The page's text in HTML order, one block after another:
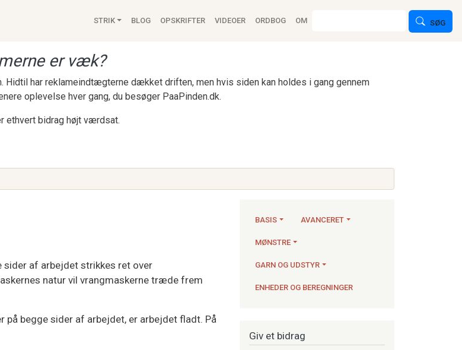
Main navigation
STRIK BLOG OPSKRIFTER VIDEOER ORDBOG OM SØG
er væk?
har reklameindtægterne dækket driften, men hvis siden kan holdes i gang gennem
oplevelse hver gang, du besøger PaaPinden.dk.
ethvert bidrag højt værdsat.
sider af arbejdet strikkes ret over
natur vil vrangmaskerne træde frem
på begge sider af arbejdet, er arbejdet fladt. På
BASIS AVANCERET
MØNSTRE
GARN OG UDSTYR
ENHEDER OG BEREGNINGER
Giv et bidrag